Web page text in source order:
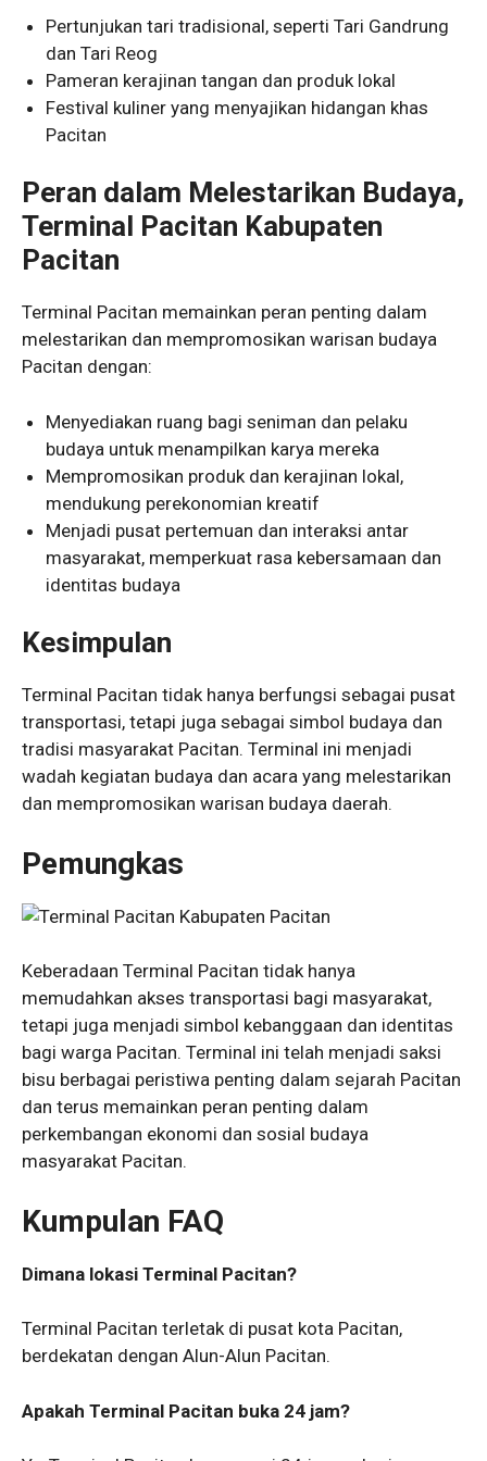
Pertunjukan tari tradisional, seperti Tari Gandrung
dan Tari Reog
Pameran kerajinan tangan dan produk lokal
Festival kuliner yang menyajikan hidangan khas
Pacitan
Peran dalam Melestarikan Budaya,
Terminal Pacitan Kabupaten
Pacitan
Terminal Pacitan memainkan peran penting dalam
melestarikan dan mempromosikan warisan budaya
Pacitan dengan:
Menyediakan ruang bagi seniman dan pelaku
budaya untuk menampilkan karya mereka
Mempromosikan produk dan kerajinan lokal,
mendukung perekonomian kreatif
Menjadi pusat pertemuan dan interaksi antar
masyarakat, memperkuat rasa kebersamaan dan
identitas budaya
Kesimpulan
Terminal Pacitan tidak hanya berfungsi sebagai pusat
transportasi, tetapi juga sebagai simbol budaya dan
tradisi masyarakat Pacitan. Terminal ini menjadi
wadah kegiatan budaya dan acara yang melestarikan
dan mempromosikan warisan budaya daerah.
Pemungkas
Keberadaan Terminal Pacitan tidak hanya
memudahkan akses transportasi bagi masyarakat,
tetapi juga menjadi simbol kebanggaan dan identitas
bagi warga Pacitan. Terminal ini telah menjadi saksi
bisu berbagai peristiwa penting dalam sejarah Pacitan
dan terus memainkan peran penting dalam
perkembangan ekonomi dan sosial budaya
masyarakat Pacitan.
Kumpulan FAQ
Dimana lokasi Terminal Pacitan?
Terminal Pacitan terletak di pusat kota Pacitan,
berdekatan dengan Alun-Alun Pacitan.
Apakah Terminal Pacitan buka 24 jam?